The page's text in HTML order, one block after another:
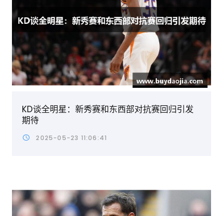
KD谈全明星：新秀赛和东西部对抗赛回归引发
期待
2025-05-23 11:06:41